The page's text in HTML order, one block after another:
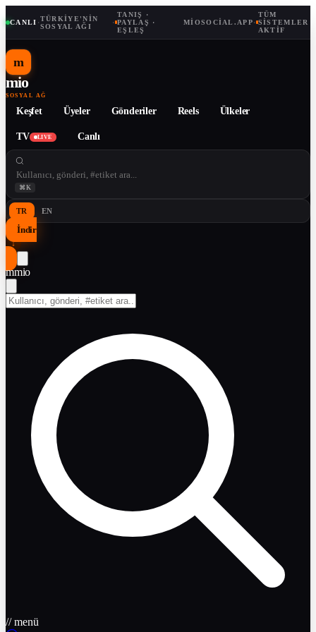
CANLI ·TÜRKIYE'NIN
SOSYAL AĞI
·
TANIŞ ·
PAYLAŞ ·
EŞLEŞ
MIOSOCIAL.APP·
TÜM
SISTEMLER
AKTIF
m
mio
SOSYAL AĞ
Keşfet Üyeler Gönderiler Reels Ülkeler
TV LIVE Canlı
⌘K
TR EN
İndir
↓
mmio
// menü